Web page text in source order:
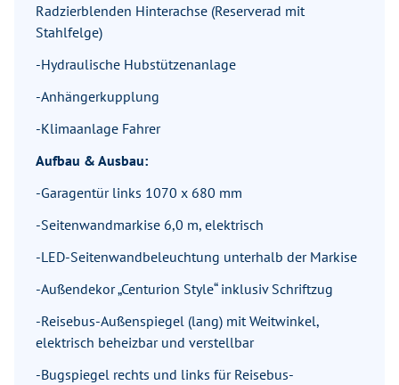
Radzierblenden Hinterachse (Reserverad mit
Stahlfelge)
-Hydraulische Hubstützenanlage
-Anhängerkupplung
-Klimaanlage Fahrer
Aufbau & Ausbau:
-Garagentür links 1070 x 680 mm
-Seitenwandmarkise 6,0 m, elektrisch
-LED-Seitenwandbeleuchtung unterhalb der Markise
-Außendekor „Centurion Style“ inklusiv Schriftzug
-Reisebus-Außenspiegel (lang) mit Weitwinkel,
elektrisch beheizbar und verstellbar
-Bugspiegel rechts und links für Reisebus-